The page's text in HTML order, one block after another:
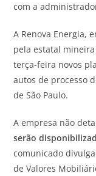
com a
A Renova Energia,
pela estatal
terça-feira novos
autos de processo
de São Paulo.
A empresa não
serão
comunicado
de Valores